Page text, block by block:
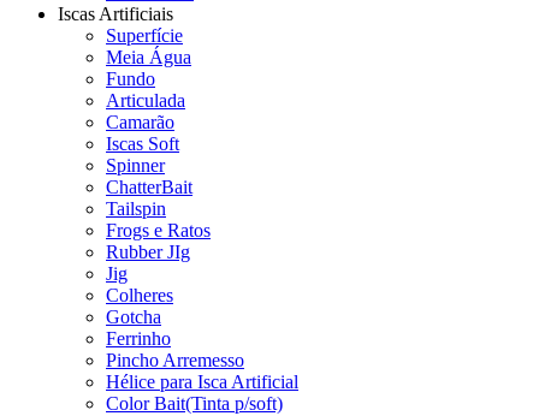
Iscas Artificiais
Superfície
Meia Água
Fundo
Articulada
Camarão
Iscas Soft
Spinner
ChatterBait
Tailspin
Frogs e Ratos
Rubber JIg
Jig
Colheres
Gotcha
Ferrinho
Pincho Arremesso
Hélice para Isca Artificial
Color Bait(Tinta p/soft)